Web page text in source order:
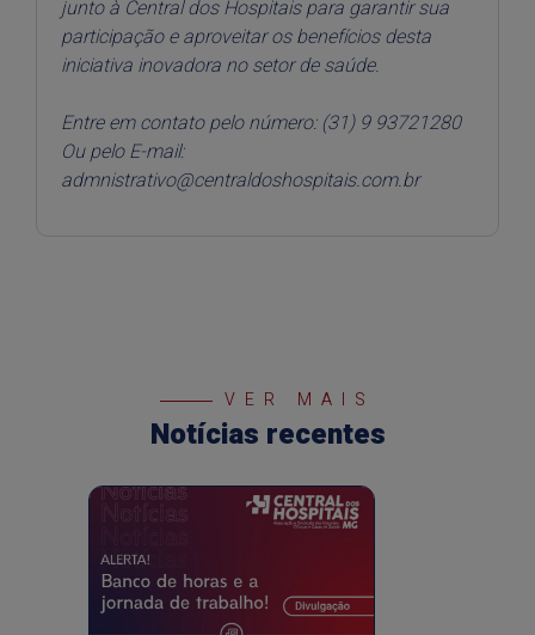
junto à Central dos Hospitais para garantir sua
participação e aproveitar os benefícios desta
iniciativa inovadora no setor de saúde.
Entre em contato pelo número: (31) 9 93721280
Ou pelo E-mail:
admnistrativo@centraldoshospitais.com.br
VER MAIS
Notícias recentes